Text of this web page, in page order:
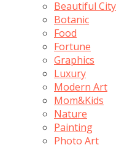
Beautiful City
Botanic
Food
Fortune
Graphics
Luxury
Modern Art
Mom&Kids
Nature
Painting
Photo Art